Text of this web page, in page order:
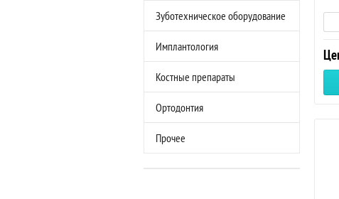
Зуботехническое оборудование
Имплантология
Костные препараты
Ортодонтия
Прочее